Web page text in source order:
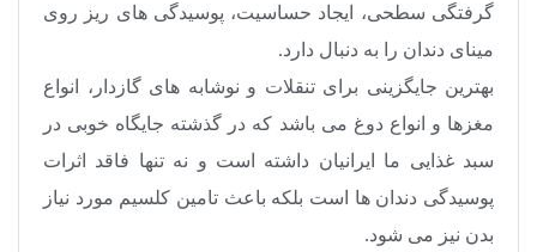
گرفتگی سطحی، ایجاد حساسیت، پوسیدگی ‌های ریز روی
مینای دندان را به دنبال دارد.
بهترین جایگزینی برای تنقلات و نوشابه های گازدار، انواع
مغزها و انواع دوغ می‌ باشد که در گذشته جایگاه خوبی در
سبد غذایی ما ایرانیان داشته است و نه تنها فاقد اثرات
پوسیدگی دندان ها است بلکه باعث تامین کلسیم مورد نیاز
بدن نیز می ‌شود.